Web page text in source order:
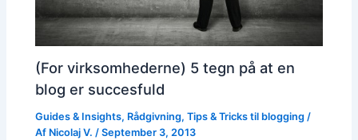
(For virksomhederne) 5 tegn på at en
blog er succesfuld
Guides & Insights, Rådgivning,Tips & Tricks til blogging /
Af Nicolaj V./September 3, 2013